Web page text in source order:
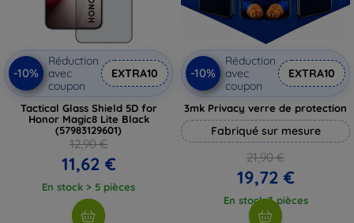
-10%
Réduction
avec
coupon
EXTRA10
Tactical Glass Shield 5D for
Honor Magic8 Lite Black
(57983129601)
12,90 €
11,62 €
En stock > 5 pièces
-10%
Réduction
avec
coupon
EXTRA10
3mk Privacy verre de protection
Fabriqué sur mesure
21,90 €
19,72 €
En stock 3 pièces